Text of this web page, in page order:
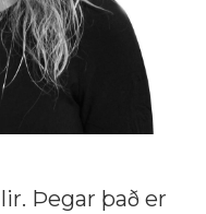
Þegar það er